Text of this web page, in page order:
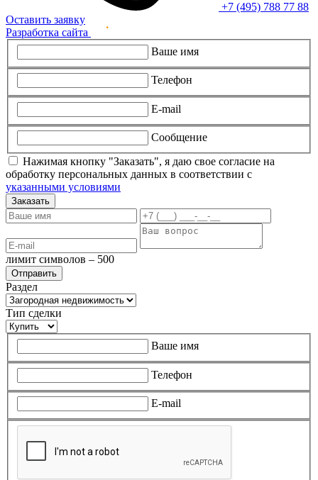
+7 (495) 788 77 88
Оставить заявку
Разработка сайта
Ваше имя
Телефон
E-mail
Сообщение
Нажимая кнопку "Заказать", я даю свое согласие на
обработку персональных данных в соответствии с
указанными условиями
Заказать
лимит символов – 500
Раздел
Тип сделки
Ваше имя
Телефон
E-mail